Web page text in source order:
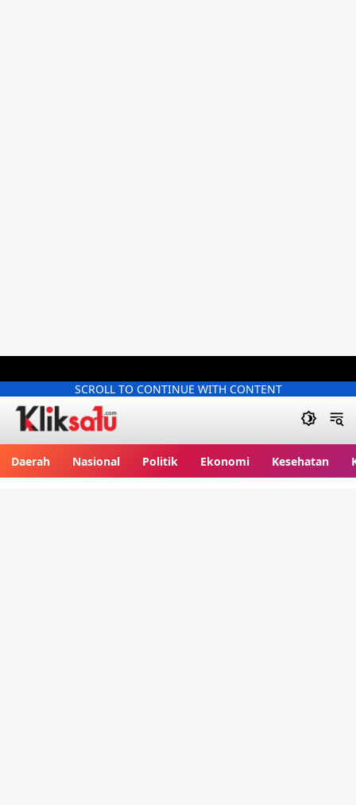
SCROLL TO CONTINUE WITH CONTENT
Daerah Nasional Politik Ekonomi Kesehatan